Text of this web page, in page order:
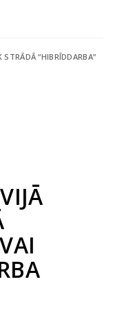
“HIBRĪDDARBA”